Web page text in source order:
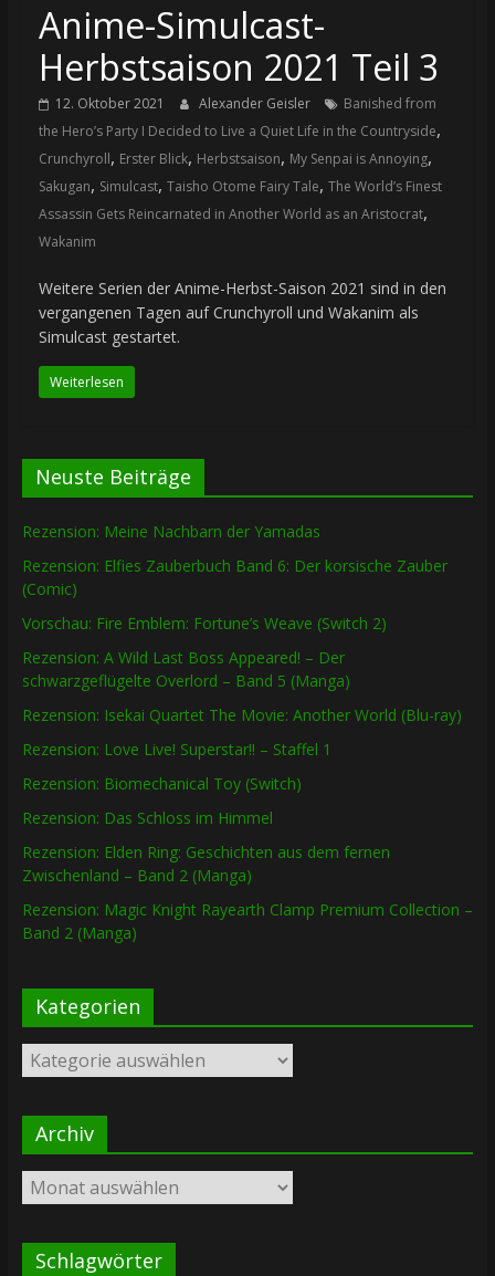
Anime-Simulcast-
Herbstsaison 2021 Teil 3
12. Oktober 2021 Alexander Geisler
Banished from
the Hero’s Party I Decided to Live a Quiet Life in the Countryside,
Crunchyroll, Erster Blick, Herbstsaison, My Senpai is Annoying,
Sakugan, Simulcast, Taisho Otome Fairy Tale, The World’s Finest
Assassin Gets Reincarnated in Another World as an Aristocrat,
Wakanim
Weitere Serien der Anime-Herbst-Saison 2021 sind in den
vergangenen Tagen auf Crunchyroll und Wakanim als
Simulcast gestartet.
Weiterlesen
Neuste Beiträge
Rezension: Meine Nachbarn der Yamadas
Rezension: Elfies Zauberbuch Band 6: Der korsische Zauber
(Comic)
Vorschau: Fire Emblem: Fortune’s Weave (Switch 2)
Rezension: A Wild Last Boss Appeared! – Der
schwarzgeflügelte Overlord – Band 5 (Manga)
Rezension: Isekai Quartet The Movie: Another World (Blu-ray)
Rezension: Love Live! Superstar!! – Staffel 1
Rezension: Biomechanical Toy (Switch)
Rezension: Das Schloss im Himmel
Rezension: Elden Ring: Geschichten aus dem fernen
Zwischenland – Band 2 (Manga)
Rezension: Magic Knight Rayearth Clamp Premium Collection –
Band 2 (Manga)
Kategorien
Kategorien
Archiv
Archiv
Schlagwörter